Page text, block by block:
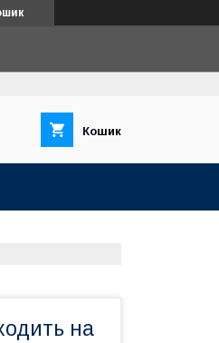
Кошик
на